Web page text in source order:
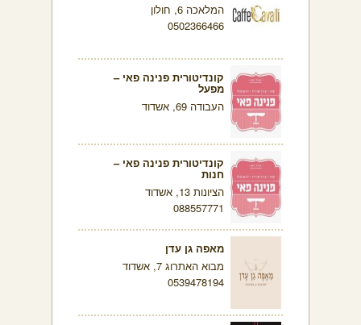
המלאכה 6, חולון
0502366466
קונדיטורית פנינה פאי –
מפעל
העבודה 69, אשדוד
קונדיטורית פנינה פאי –
חנות
הציונות 13, אשדוד
088557771
מאפה גן עדן
מבוא האתרוג 7, אשדוד
0539478194